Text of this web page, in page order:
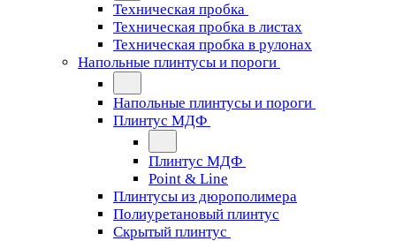
Техническая пробка
Техническая пробка в листах
Техническая пробка в рулонах
Напольные плинтусы и пороги
Напольные плинтусы и пороги
Плинтус МДФ
Плинтус МДФ
Point & Line
Плинтусы из дюрополимера
Полиуретановый плинтус
Скрытый плинтус